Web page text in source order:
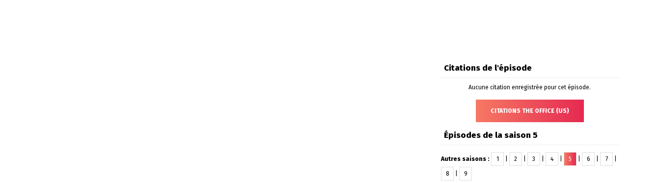
Citations de l'épisode
Aucune citation enregistrée pour cet épisode.
CITATIONS THE OFFICE (US)
Épisodes de la saison 5
Autres saisons : 1 2 3 4 5 6 7
8 9